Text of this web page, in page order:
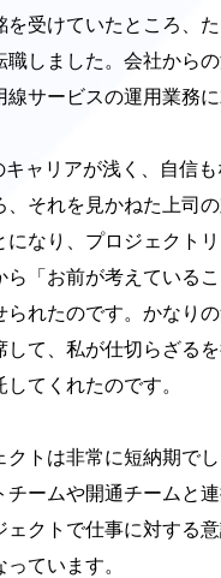
を受けていたところ、
職しました。会社から
線サービスの運用業務に
キャリアが浅く、自信
、それを見かねた上司
になり、プロジェクト
ら「お前が考えている
られたのです。かなり
して、私が仕切らざる
してくれたのです。
クトは非常に短納期で
チームや開通チームと
ェクトで仕事に対する
っています。